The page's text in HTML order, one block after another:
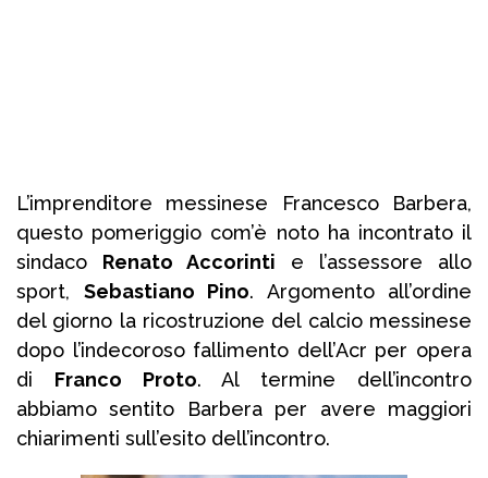
L’imprenditore messinese Francesco Barbera,
questo pomeriggio com’è noto ha incontrato il
sindaco Renato Accorinti e l’assessore allo
sport, Sebastiano Pino. Argomento all’ordine
del giorno la ricostruzione del calcio messinese
dopo l’indecoroso fallimento dell’Acr per opera
di Franco Proto. Al termine dell’incontro
abbiamo sentito Barbera per avere maggiori
chiarimenti sull’esito dell’incontro.